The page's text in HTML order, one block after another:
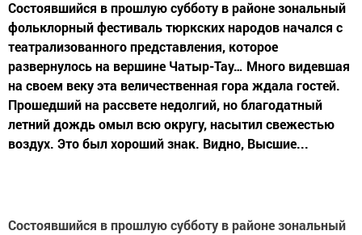
Состоявшийся в прошлую субботу в районе зональный
фольклорный фестиваль тюркских народов начался с
театрализованного представления, которое
развернулось на вершине Чатыр-Тау… Много видевшая
на своем веку эта величественная гора ждала гостей.
Прошедший на рассвете недолгий, но благодатный
летний дождь омыл всю округу, насытил свежестью
воздух. Это был хороший знак. Видно, Высшие...
Состоявшийся в прошлую субботу в районе зональный